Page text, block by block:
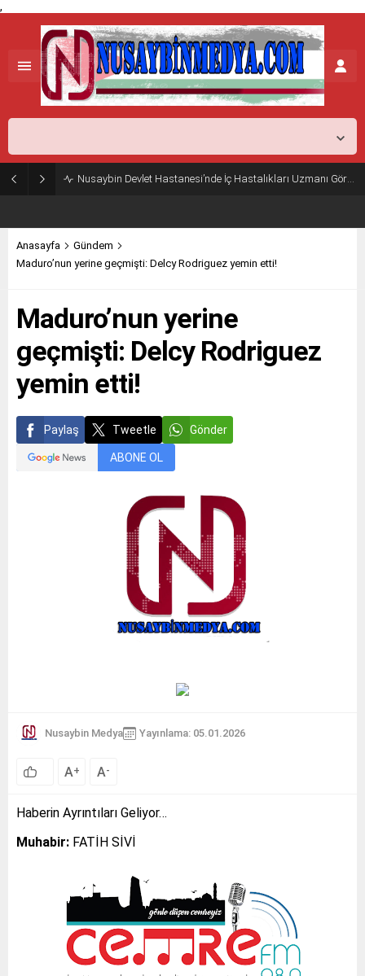
,
Nusaybin Devlet Hastanesi’nde İç Hastalıkları Uzmanı Göreve Başladı
Anasayfa
Gündem
Maduro’nun yerine geçmişti: Delcy Rodriguez yemin etti!
Maduro’nun yerine
geçmişti: Delcy Rodriguez
yemin etti!
Paylaş Tweetle Gönder
ABONE OL
Nusaybin Medya Yayınlama: 05.01.2026
A+ A-
Haberin Ayrıntıları Geliyor…
Muhabir: FATİH SİVİ